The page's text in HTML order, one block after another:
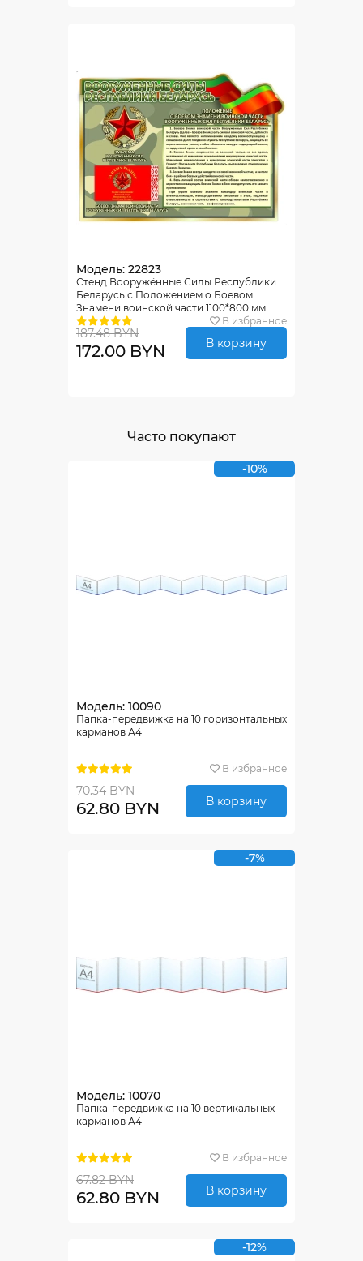
Модель: 22823
Стенд Вооружённые Силы Республики
Беларусь с Положением о Боевом
Знамени воинской части 1100*800 мм
В избранное
187.48 BYN
172.00 BYN В корзину
Часто покупают
-10%
Модель: 10090
Папка-передвижка на 10 горизонтальных
карманов А4
В избранное
70.34 BYN
62.80 BYN В корзину
-7%
Модель: 10070
Папка-передвижка на 10 вертикальных
карманов А4
В избранное
67.82 BYN
62.80 BYN В корзину
-12%